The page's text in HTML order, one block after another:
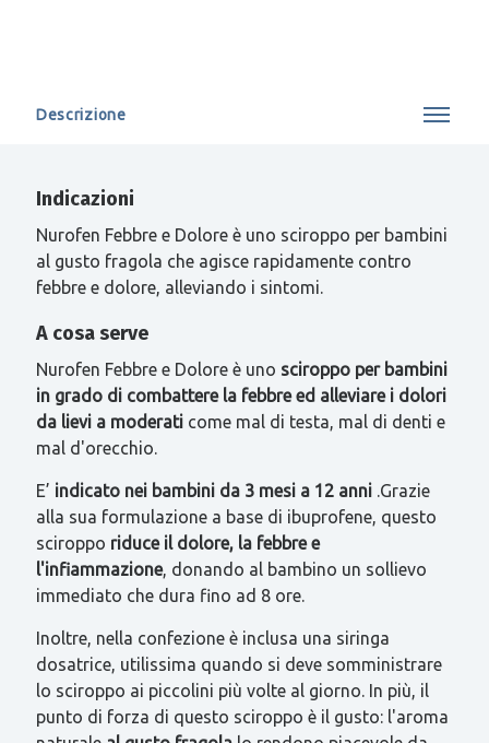
Descrizione
Indicazioni
Nurofen Febbre e Dolore è uno sciroppo per bambini
al gusto fragola che agisce rapidamente contro
febbre e dolore, alleviando i sintomi.
A cosa serve
Nurofen Febbre e Dolore è uno sciroppo per bambini
in grado di combattere la febbre ed alleviare i dolori
da lievi a moderaticome mal di testa, mal di denti e
mal d'orecchio.
E’ indicato nei bambini da 3 mesi a 12 anni.Grazie
alla sua formulazione a base di ibuprofene, questo
sciroppo riduce il dolore, la febbre e
l'infiammazione, donando al bambino un sollievo
immediato che dura fino ad 8 ore.
Inoltre, nella confezione è inclusa una siringa
dosatrice, utilissima quando si deve somministrare
lo sciroppo ai piccolini più volte al giorno. In più, il
punto di forza di questo sciroppo è il gusto: l'aroma